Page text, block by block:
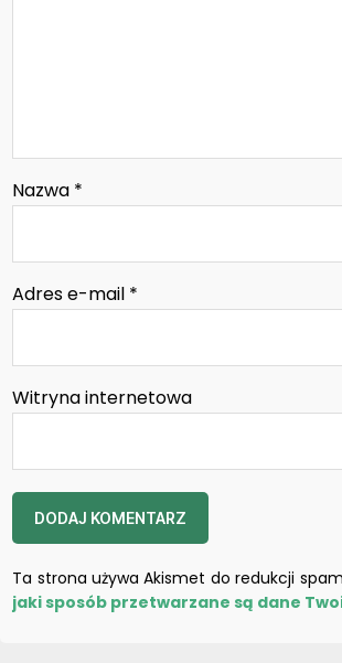
Nazwa *
Adres e-mail *
Witryna internetowa
Ta strona używa Akismet do redukcji
jaki sposób przetwarzane są dane